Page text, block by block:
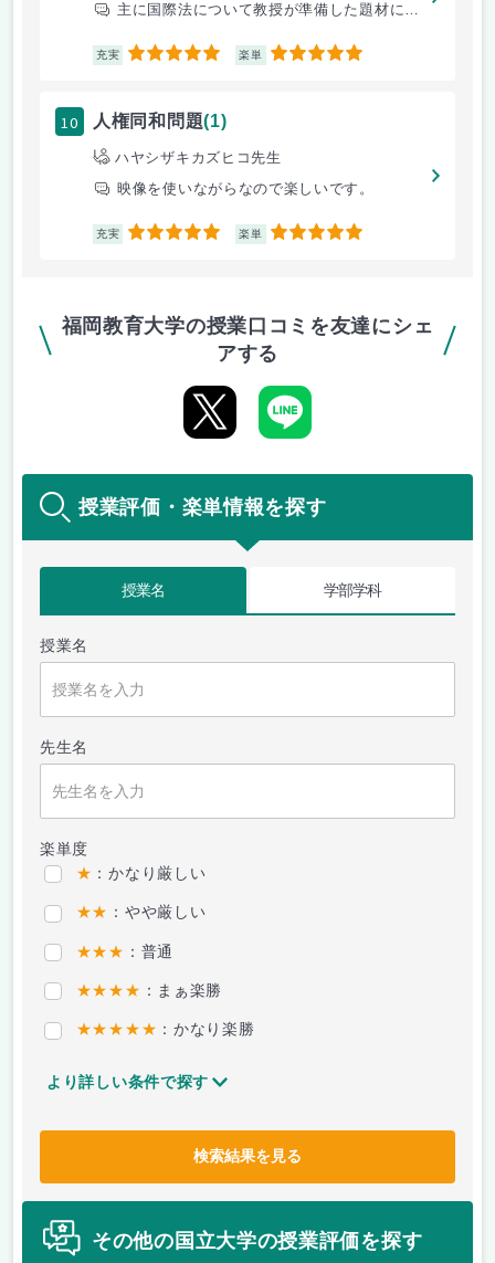
主に国際法について教授が準備した題材について討論するもの
充実 5 楽単 5
10 人権同和問題(1)
ハヤシザキカズヒコ先生
映像を使いながらなので楽しいです。
充実 5 楽単 5
福岡教育大学の授業口コミを友達にシェ
アする
授業評価・楽単情報を探す
授業名 学部学科
授業名
先生名
楽単度
★ ：かなり厳しい
★★ ：やや厳しい
★★★ ：普通
★★★★ ：まぁ楽勝
★★★★★ ：かなり楽勝
より詳しい条件で探す
検索結果を見る
その他の国立大学の授業評価を探す